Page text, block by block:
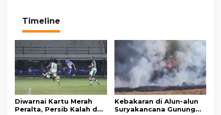
Timeline
Diwarnai Kartu Merah
Peralta, Persib Kalah dari
Kebakaran di Alun-alun
Suryakancana Gunung